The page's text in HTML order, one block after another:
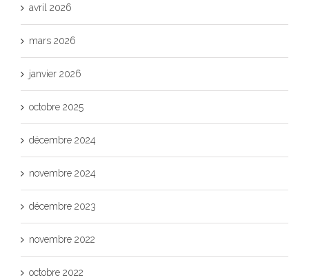
avril 2026
mars 2026
janvier 2026
octobre 2025
décembre 2024
novembre 2024
décembre 2023
novembre 2022
octobre 2022